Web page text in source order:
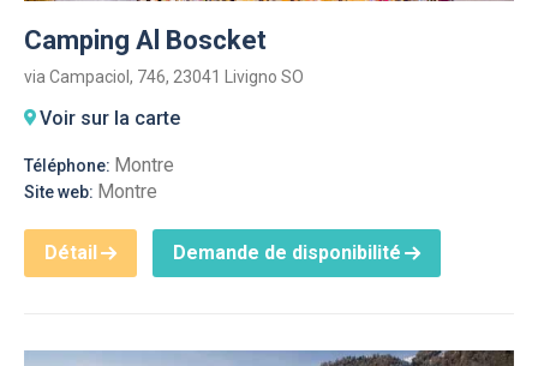
Camping Al Boscket
via Campaciol, 746, 23041 Livigno SO
Voir sur la carte
Téléphone: Montre
Site web: Montre
Détail Demande de disponibilité